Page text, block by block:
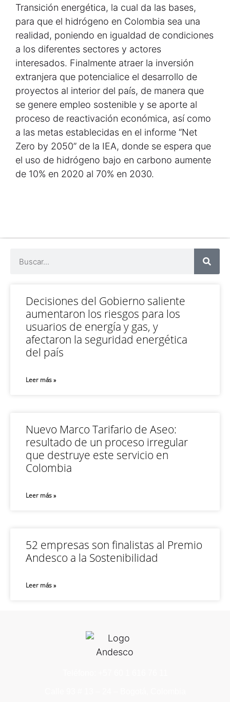
Transición energética, la cual da las bases,
para que el hidrógeno en Colombia sea una
realidad, poniendo en igualdad de condiciones
a los diferentes sectores y actores
interesados. Finalmente atraer la inversión
extranjera que potencialice el desarrollo de
proyectos al interior del país, de manera que
se genere empleo sostenible y se aporte al
proceso de reactivación económica, así como
a las metas establecidas en el informe “Net
Zero by 2050” de la IEA, donde se espera que
el uso de hidrógeno bajo en carbono aumente
de 10% en 2020 al 70% en 2030.
Decisiones del Gobierno saliente
aumentaron los riesgos para los
usuarios de energía y gas, y
afectaron la seguridad energética
del país
Leer más »
Nuevo Marco Tarifario de Aseo:
resultado de un proceso irregular
que destruye este servicio en
Colombia
Leer más »
52 empresas son finalistas al Premio
Andesco a la Sostenibilidad
Leer más »